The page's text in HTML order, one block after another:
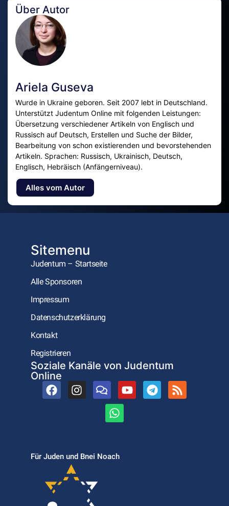
Über Autor
Ariela Guseva
Wurde in Ukraine geboren. Seit 2007 lebt in Deutschland.
Unterstützt Judentum Online mit folgenden Leistungen:
Übersetzung verschiedener Artikeln von Englisch und
Russisch auf Deutsch, Erstellen und Suche der Bilder,
Bearbeitung von schon existierenden und bevorstehenden
Artikeln. Sprachen: Russisch, Ukrainisch, Deutsch,
Englisch, Hebräisch (Anfängerniveau).
Alles vom Autor
Sitemenu
Judentum – Startseite
Alle Sponsoren
Impressum
Datenschutzerklärung
Kontakt
Registrieren
Soziale Kanäle von Judentum
Online
Für Juden und Bnei Noach